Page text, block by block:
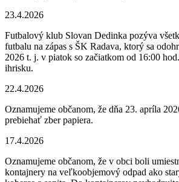
23.4.2026
Futbalový klub Slovan Dedinka pozýva
futbalu na zápas s ŠK Radava, ktorý sa
2026 t. j. v piatok so začiatkom od 16:00
ihrisku.
22.4.2026
Oznamujeme občanom, že dňa 23. apríla
prebiehať zber papiera.
17.4.2026
Oznamujeme občanom, že v obci boli
kontajnery na veľkoobjemový odpad ako